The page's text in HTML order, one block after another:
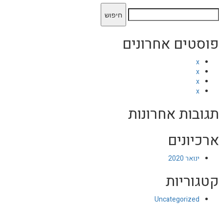
חיפוש:
פוסטים אחרונים
x
x
x
x
תגובות אחרונות
ארכיונים
ינואר 2020
קטגוריות
Uncategorized